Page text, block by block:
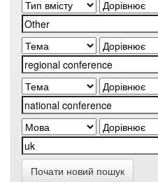
Почати новий пошук